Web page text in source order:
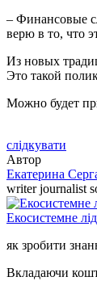
– Финансовые
верю в то, что
Из новых
Это такой
Можно будет
слідкувати
Автор
Екатерина
writer journalist
Екосистемне
як зробити
Вкладаючи